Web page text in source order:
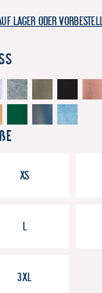
Lager oder
XS
3XL